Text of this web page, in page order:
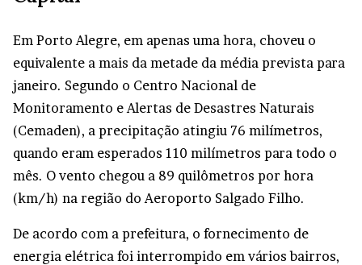
Em Porto Alegre, em apenas uma hora, choveu o
equivalente a mais da metade da média prevista para
janeiro. Segundo o Centro Nacional de
Monitoramento e Alertas de Desastres Naturais
(Cemaden), a precipitação atingiu 76 milímetros,
quando eram esperados 110 milímetros para todo o
mês. O vento chegou a 89 quilômetros por hora
(km/h) na região do Aeroporto Salgado Filho.
De acordo com a prefeitura, o fornecimento de
energia elétrica foi interrompido em vários bairros,